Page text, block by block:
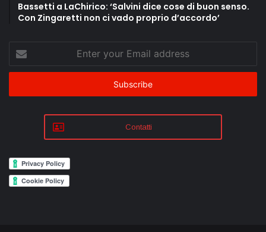
Bassetti a LaChirico: ‘Salvini dice cose di buon senso.
Con Zingaretti non ci vado proprio d’accordo’
Enter
your
Email
Contatti